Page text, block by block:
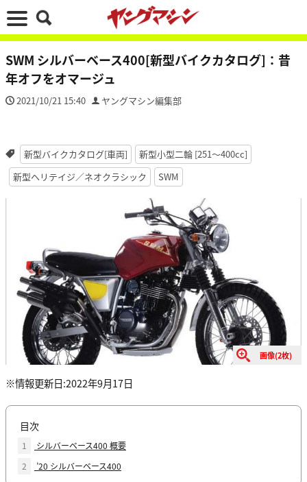
SWM シルバーベース400[新型バイクカタログ]：昔
年オフをオマージュ
2021/10/21 15:40 ヤングマシン編集部
新型バイクカタログ[車両]
新型小型二輪 [251〜400cc]
新型ヘリテイジ／ネオクラシック
SWM
画像(2枚)
※情報更新日:2022年9月17日
目次
1
シルバーベース400 概要
2
’20 シルバーベース400